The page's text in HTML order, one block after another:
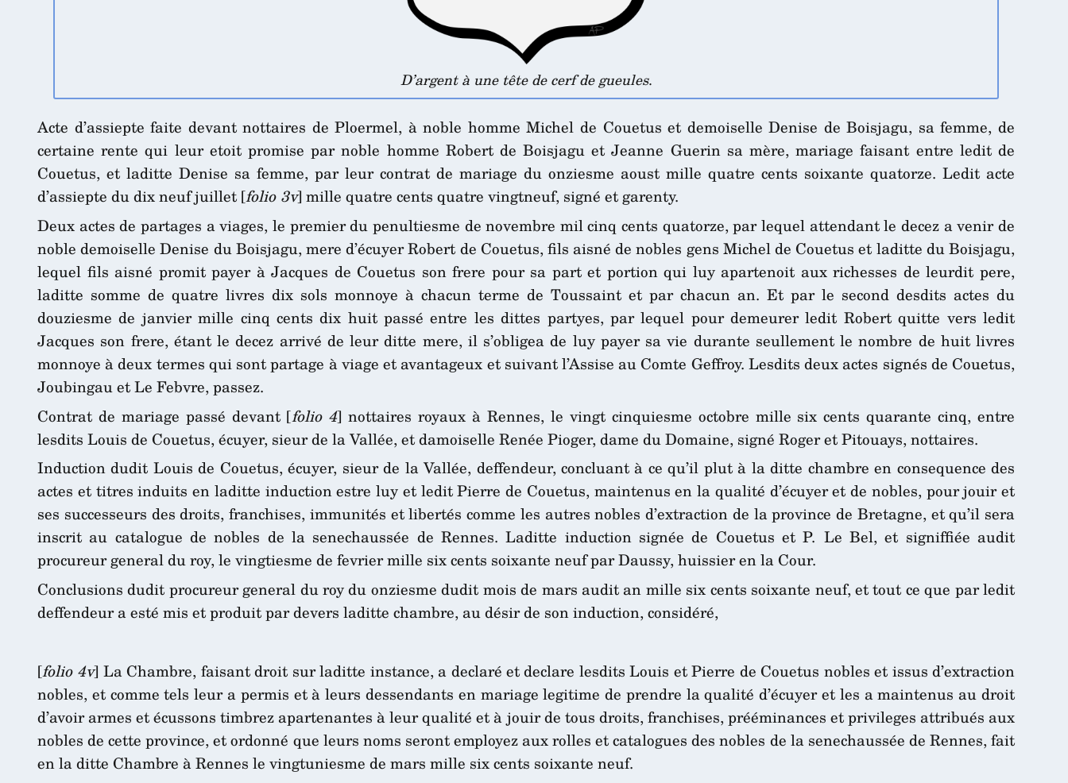
D’argent à une tête de cerf de gueules.
Acte d’assiepte faite devant nottaires de Ploermel, à noble homme Michel de Couetus et demoiselle Denise de Boisjagu, sa femme, de
certaine rente qui leur etoit promise par noble homme Robert de Boisjagu et Jeanne Guerin sa mère, mariage faisant entre ledit de
Couetus, et laditte Denise sa femme, par leur contrat de mariage du onziesme aoust mille quatre cents soixante quatorze. Ledit acte
d’assiepte du dix neuf juillet [folio 3v] mille quatre cents quatre vingtneuf, signé et garenty.
Deux actes de partages a viages, le premier du penultiesme de novembre mil cinq cents quatorze, par lequel attendant le decez a venir de
noble demoiselle Denise du Boisjagu, mere d’écuyer Robert de Couetus, fils aisné de nobles gens Michel de Couetus et laditte du Boisjagu,
lequel fils aisné promit payer à Jacques de Couetus son frere pour sa part et portion qui luy apartenoit aux richesses de leurdit pere,
laditte somme de quatre livres dix sols monnoye à chacun terme de Toussaint et par chacun an. Et par le second desdits actes du
douziesme de janvier mille cinq cents dix huit passé entre les dittes partyes, par lequel pour demeurer ledit Robert quitte vers ledit
Jacques son frere, étant le decez arrivé de leur ditte mere, il s’obligea de luy payer sa vie durante seullement le nombre de huit livres
monnoye à deux termes qui sont partage à viage et avantageux et suivant l’Assise au Comte Geffroy. Lesdits deux actes signés de Couetus,
Joubingau et Le Febvre, passez.
Contrat de mariage passé devant [folio 4] nottaires royaux à Rennes, le vingt cinquiesme octobre mille six cents quarante cinq, entre
lesdits Louis de Couetus, écuyer, sieur de la Vallée, et damoiselle Renée Pioger, dame du Domaine, signé Roger et Pitouays, nottaires.
Induction dudit Louis de Couetus, écuyer, sieur de la Vallée, deffendeur, concluant à ce qu’il plut à la ditte chambre en consequence des
actes et titres induits en laditte induction estre luy et ledit Pierre de Couetus, maintenus en la qualité d’écuyer et de nobles, pour jouir et
ses successeurs des droits, franchises, immunités et libertés comme les autres nobles d’extraction de la province de Bretagne, et qu’il sera
inscrit au catalogue de nobles de la senechaussée de Rennes. Laditte induction signée de Couetus et P. Le Bel, et signiffiée audit
procureur general du roy, le vingtiesme de fevrier mille six cents soixante neuf par Daussy, huissier en la Cour.
Conclusions dudit procureur general du roy du onziesme dudit mois de mars audit an mille six cents soixante neuf, et tout ce que par ledit
deffendeur a esté mis et produit par devers laditte chambre, au désir de son induction, considéré,
[folio 4v] La Chambre, faisant droit sur laditte instance, a declaré et declare lesdits Louis et Pierre de Couetus nobles et issus d’extraction
nobles, et comme tels leur a permis et à leurs dessendants en mariage legitime de prendre la qualité d’écuyer et les a maintenus au droit
d’avoir armes et écussons timbrez apartenantes à leur qualité et à jouir de tous droits, franchises, prééminances et privileges attribués aux
nobles de cette province, et ordonné que leurs noms seront employez aux rolles et catalogues des nobles de la senechaussée de Rennes, fait
en la ditte Chambre à Rennes le vingtuniesme de mars mille six cents soixante neuf.